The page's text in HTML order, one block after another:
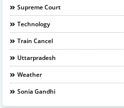
Supreme Court
Technology
Train Cancel
Uttarpradesh
Weather
Sonia Gandhi